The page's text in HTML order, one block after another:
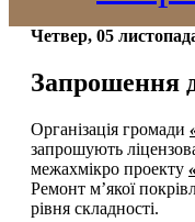
Четвер, 05
Запрошення
Організація громади
запрошують
межахмікро проекту
Ремонт м’якої
рівня складності.